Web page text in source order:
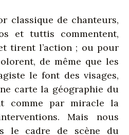
classique de chanteurs,
et tuttis commentent,
tirent l’action ; ou pour
de même que les
le font des visages,
carte la géographie du
comme par miracle la
Mais nous
le cadre de scène du